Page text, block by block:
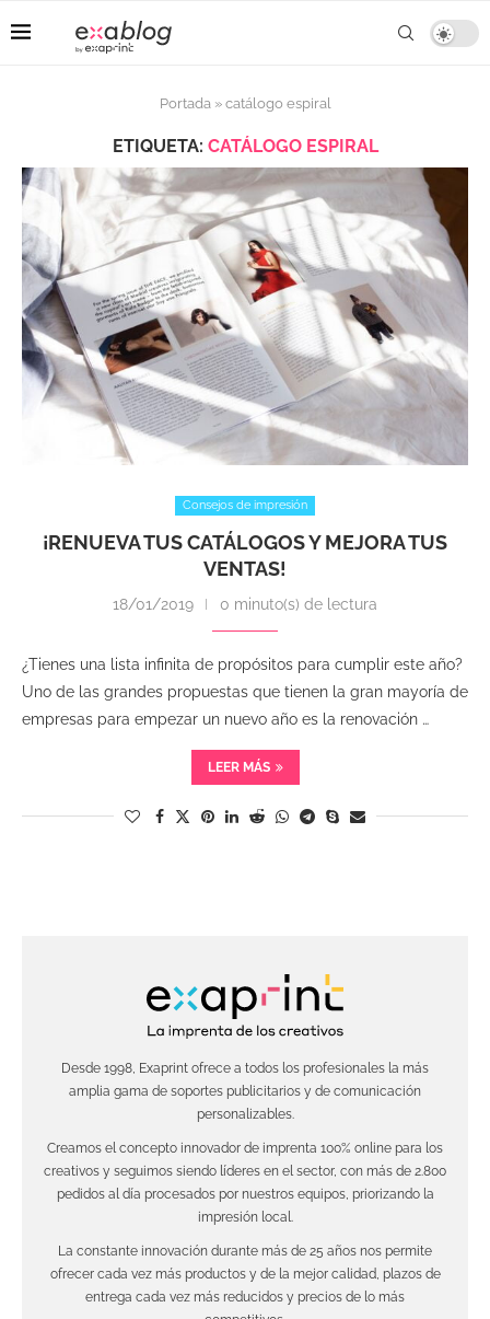
Portada» catálogo espiral
ETIQUETA: CATÁLOGO ESPIRAL
Consejos de impresión
¡RENUEVA TUS CATÁLOGOS Y MEJORA TUS
VENTAS!
18/01/2019 0 minuto(s) de lectura
¿Tienes una lista infinita de propósitos para cumplir este año?
Uno de las grandes propuestas que tienen la gran mayoría de
empresas para empezar un nuevo año es la renovación …
LEER MÁS
Desde 1998, Exaprint ofrece a todos los profesionales la más
amplia gama de soportes publicitarios y de comunicación
personalizables.
Creamos el concepto innovador de imprenta 100% online para los
creativos y seguimos siendo líderes en el sector, con más de 2.800
pedidos al día procesados por nuestros equipos, priorizando la
impresión local.
La constante innovación durante más de 25 años nos permite
ofrecer cada vez más productos y de la mejor calidad, plazos de
entrega cada vez más reducidos y precios de lo más